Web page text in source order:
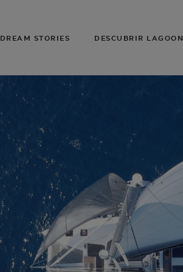
DREAM STORIES DESCUBRIR LAGOON